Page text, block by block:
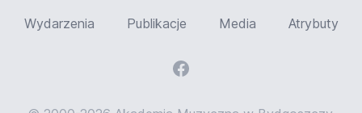
Wydarzenia
Publikacje Media Atrybuty